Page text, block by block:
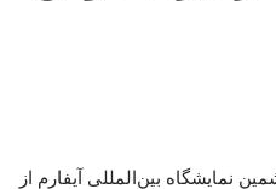
نمایشگاه بین‌المللی آیفارم از